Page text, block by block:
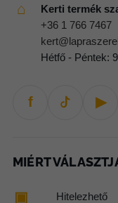
⌂
Kerti termék
+36 1 766 7467
Hétfő - Péntek:
f ▶
MIÉRT
▣ Hitelezhető